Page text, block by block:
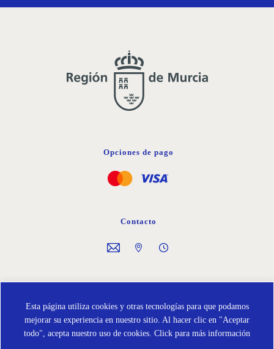
Esta página utiliza cookies y otras tecnologías para que podamos
mejorar su experiencia en nuestro sitio. Al hacer clic en "Aceptar
todo", acepta nuestro uso de cookies. Click para más información
Opciones de pago
Contacto